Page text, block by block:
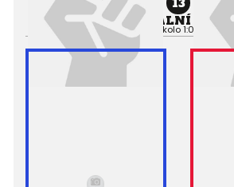
13
PROFESIONÁLNÍ
Výsledek: TKO (Punches), 1. kolo 1:06,